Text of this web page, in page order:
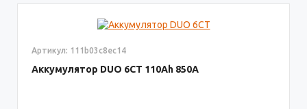
Артикул: 111b03c8ec14
Аккумулятор DUO 6СТ 110 850